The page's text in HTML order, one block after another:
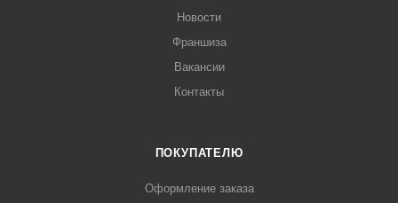
Новости
Франшиза
Вакансии
Контакты
ПОКУПАТЕЛЮ
Оформление заказа